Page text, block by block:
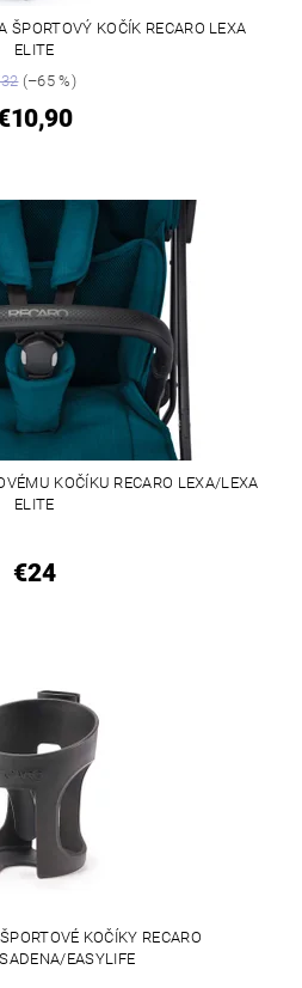
ŠPORTOVÝ KOČÍK RECARO LEXA
ELITE
(–65 %)
KOČÍKU RECARO LEXA/LEXA
ELITE
€24
KOČÍKY RECARO
EASYLIFE